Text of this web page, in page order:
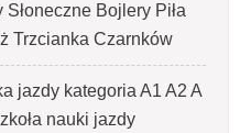
Bojlery Piła
Trzcianka Czarnków
jazdy kategoria A1 A2 A
nauki jazdy